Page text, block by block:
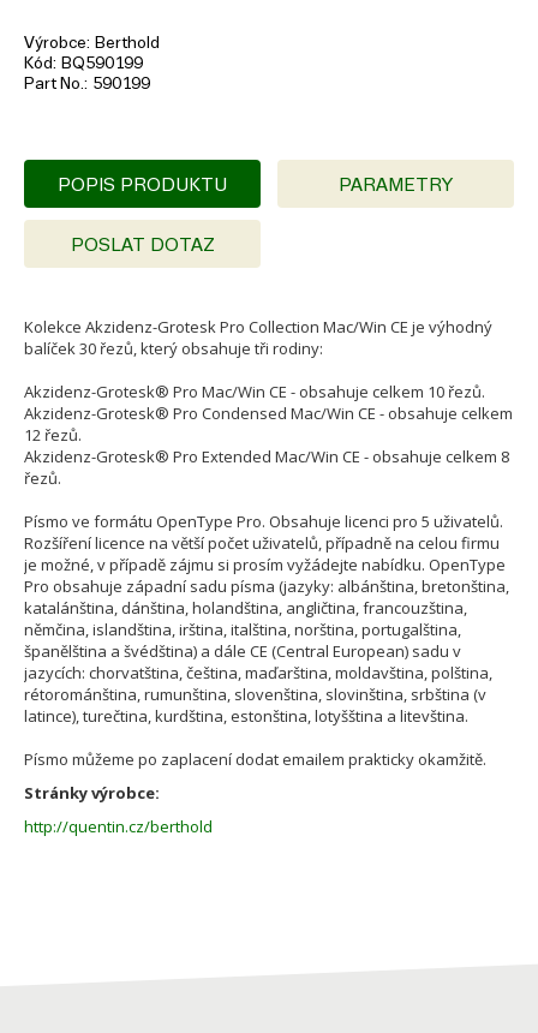
Výrobce
Berthold
Kód
BQ590199
Part No. 590199
POPIS PRODUKTU PARAMETRY
POSLAT DOTAZ
Kolekce Akzidenz-Grotesk Pro Collection Mac/Win CE je výhodný
balíček 30 řezů, který obsahuje tři rodiny:
Akzidenz-Grotesk® Pro Mac/Win CE - obsahuje celkem 10 řezů.
Akzidenz-Grotesk® Pro Condensed Mac/Win CE - obsahuje celkem
12 řezů.
Akzidenz-Grotesk® Pro Extended Mac/Win CE - obsahuje celkem 8
řezů.
Písmo ve formátu OpenType Pro. Obsahuje licenci pro 5 uživatelů.
Rozšíření licence na větší počet uživatelů, případně na celou firmu
je možné, v případě zájmu si prosím vyžádejte nabídku. OpenType
Pro obsahuje západní sadu písma (jazyky: albánština, bretonština,
katalánština, dánština, holandština, angličtina, francouzština,
němčina, islandština, irština, italština, norština, portugalština,
španělština a švédština) a dále CE (Central European) sadu v
jazycích: chorvatština, čeština, maďarština, moldavština, polština,
rétorománština, rumunština, slovenština, slovinština, srbština (v
latince), turečtina, kurdština, estonština, lotyšština a litevština.
Písmo můžeme po zaplacení dodat emailem prakticky okamžitě.
Stránky výrobce:
http://quentin.cz/berthold